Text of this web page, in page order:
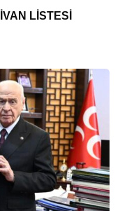
LİSTESİ